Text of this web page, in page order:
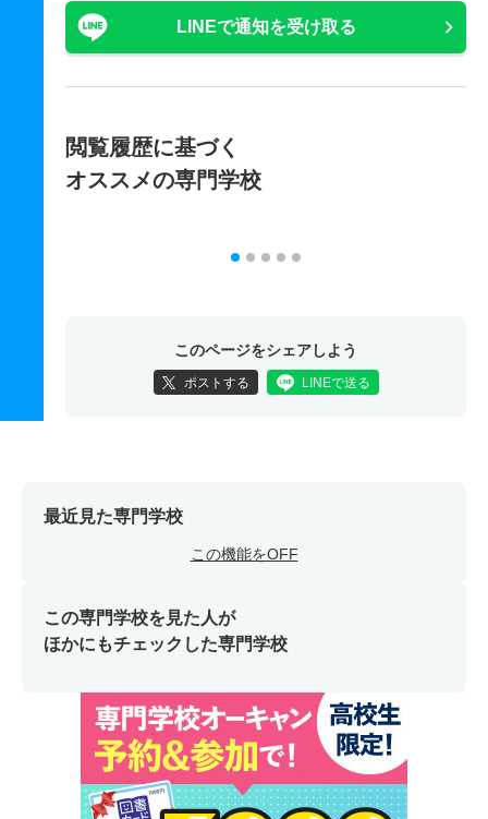
LINEで通知を受け取る
閲覧履歴に基づく
オススメの専門学校
このページをシェアしよう
ポストする LINEで送る
最近見た専門学校
この機能をOFF
この専門学校を見た人が
ほかにもチェックした専門学校